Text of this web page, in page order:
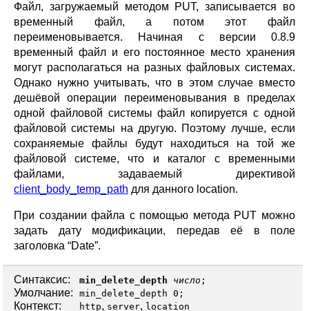
Файл, загружаемый методом PUT, записывается во
временный файл, а потом этот файл
переименовывается. Начиная с версии 0.8.9
временный файл и его постоянное место хранения
могут располагаться на разных файловых системах.
Однако нужно учитывать, что в этом случае вместо
дешёвой операции переименовывания в пределах
одной файловой системы файл копируется с одной
файловой системы на другую. Поэтому лучше, если
сохраняемые файлы будут находиться на той же
файловой системе, что и каталог с временными
файлами, задаваемый директивой
client_body_temp_path для данного location.
При создании файла с помощью метода PUT можно
задать дату модификации, передав её в поле
заголовка “Date”.
Синтаксис: min_delete_depth число ;
Умолчание: min_delete_depth 0;
Контекст: http, server, location